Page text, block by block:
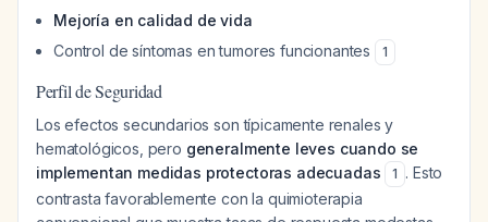
Mejoría en calidad de vida
Control de síntomas en tumores funcionantes
1
Perfil de Seguridad
Los efectos secundarios son típicamente renales y
hematológicos, pero generalmente leves cuando se
implementan medidas protectoras adecuadas
1 . Esto
contrasta favorablemente con la quimioterapia